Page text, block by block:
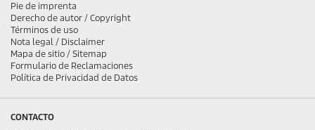
Pie de imprenta
Derecho de autor / Copyright
Términos de uso
Nota legal / Disclaimer
Mapa de sitio / Sitemap
Formulario de Reclamaciones
Política de Privacidad de Datos
CONTACTO